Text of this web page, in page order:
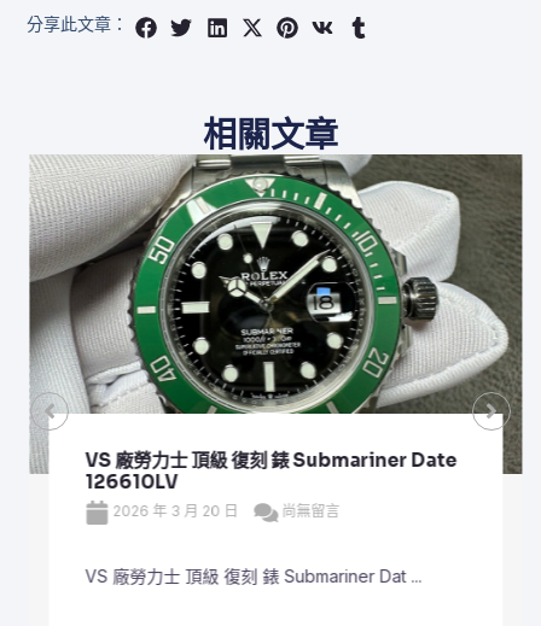
分享此文章：
相關文章
VS 廠勞力士 頂級 復刻 錶 Submariner Date
126610LV
2026 年 3 月 20 日 尚無留言
VS 廠勞力士 頂級 復刻 錶 Submariner Dat ...